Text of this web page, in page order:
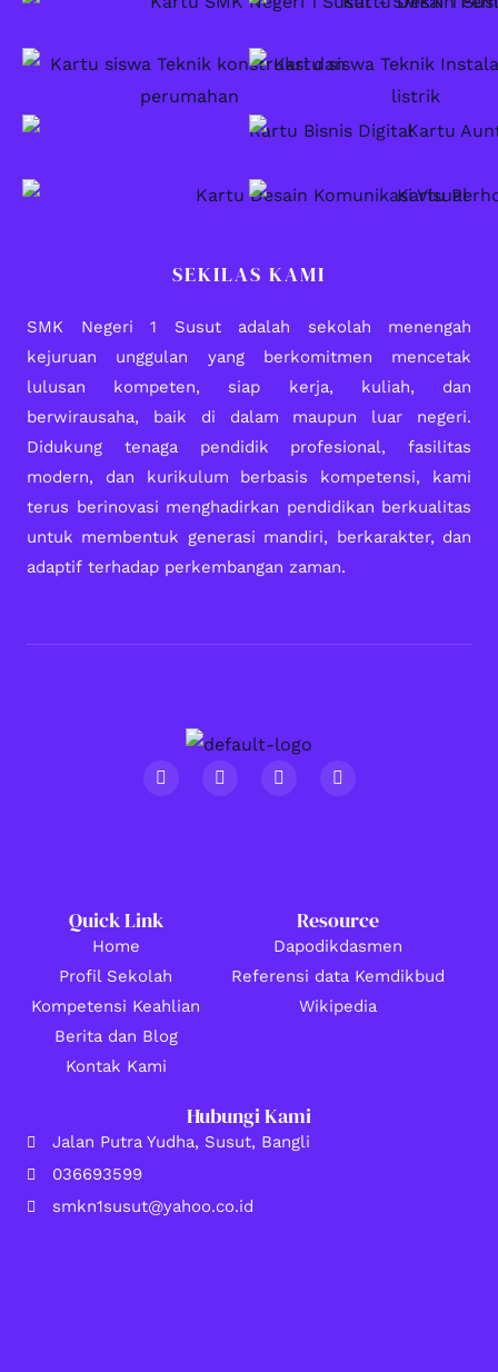
SEKILAS KAMI
SMK Negeri 1 Susut adalah sekolah menengah
kejuruan unggulan yang berkomitmen mencetak
lulusan kompeten, siap kerja, kuliah, dan
berwirausaha, baik di dalam maupun luar negeri.
Didukung tenaga pendidik profesional, fasilitas
modern, dan kurikulum berbasis kompetensi, kami
terus berinovasi menghadirkan pendidikan berkualitas
untuk membentuk generasi mandiri, berkarakter, dan
adaptif terhadap perkembangan zaman.
F
a
I
n
Y
o
T
i
Quick Link
Home
Profil Sekolah
Kompetensi Keahlian
Berita dan Blog
Kontak Kami
Resource
Dapodikdasmen
Referensi data Kemdikbud
Wikipedia
Hubungi Kami
Jalan Putra Yudha, Susut, Bangli
036693599
smkn1susut@yahoo.co.id